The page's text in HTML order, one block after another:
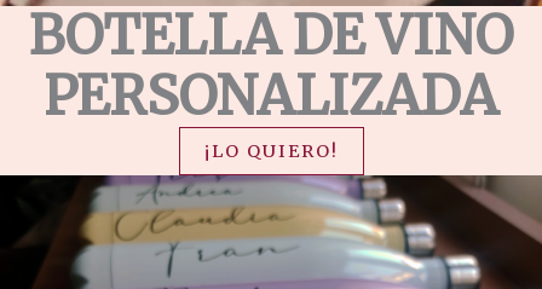
BOTELLA DE VINO
PERSONALIZADA
¡LO QUIERO!